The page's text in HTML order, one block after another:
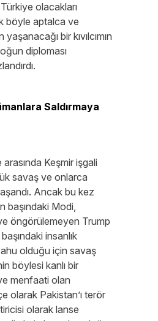
olacakları
böyle aptalca ve
bir kıvılcımın
diploması
Saldırmaya
Keşmir işgali
savaş ve onlarca
Ancak bu kez
başındaki Modi,
öngörülemeyen Trump
insanlık
olduğu için savaş
böylesi kanlı bir
menfaati olan
olarak Pakistan’ı terör
olarak lanse